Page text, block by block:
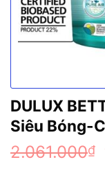
DULUX
Siêu Bóng-
2.061.000₫